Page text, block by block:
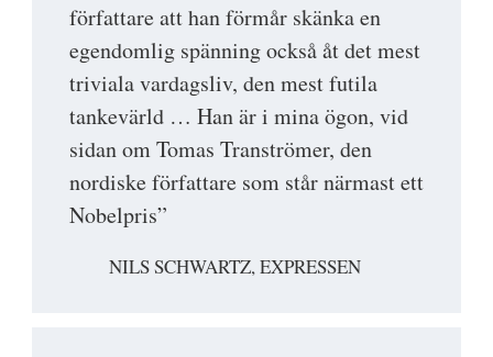
författare att han förmår skänka en
egendomlig spänning också åt det mest
triviala vardagsliv, den mest futila
tankevärld … Han är i mina ögon, vid
sidan om Tomas Tranströmer, den
nordiske författare som står närmast ett
Nobelpris”
NILS SCHWARTZ, EXPRESSEN